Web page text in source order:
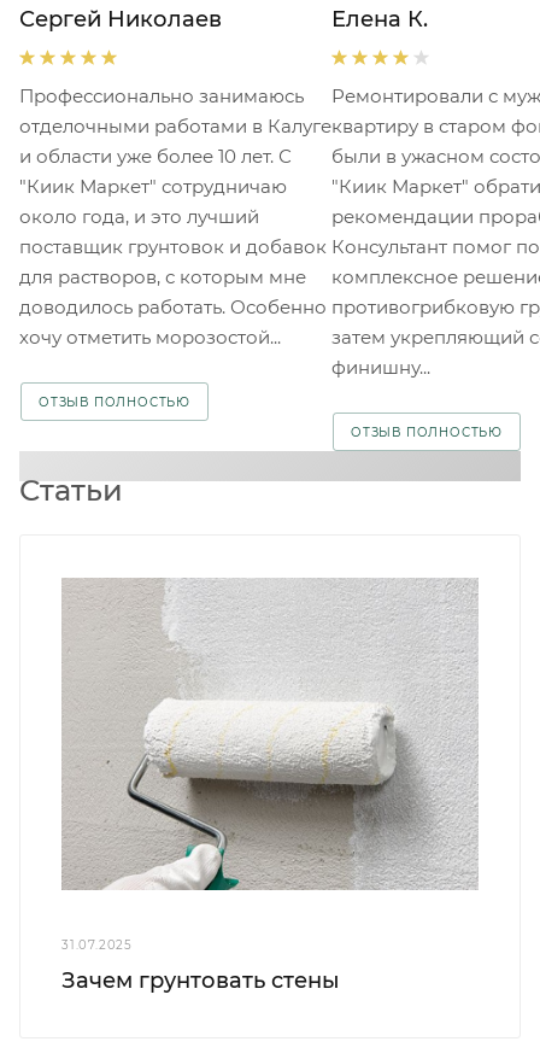
Сергей Николаев
Профессионально занимаюсь
отделочными работами в Калуге
и области уже более 10 лет. С
"Киик Маркет" сотрудничаю
около года, и это лучший
поставщик грунтовок и добавок
для растворов, с которым мне
доводилось работать. Особенно
хочу отметить морозостой...
ОТЗЫВ ПОЛНОСТЬЮ
Елена К.
Ремонтировали с
квартиру в старом
были в ужасном
"Киик Маркет"
рекомендации
Консультант помог
комплексное
противогрибковую
затем укрепляющий
финишну...
ОТЗЫВ ПОЛНОСТЬЮ
Статьи
31.07.2025
Зачем грунтовать стены